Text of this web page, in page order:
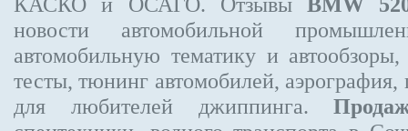
новости автомобильной
автомобильную тематику и
тесты, тюнинг автомобилей,
для любителей джиппинга.